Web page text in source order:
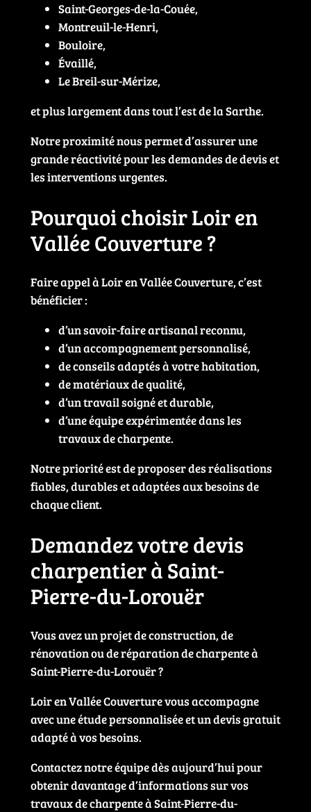
Saint-Georges-de-la-Couée,
Montreuil-le-Henri,
Bouloire,
Évaillé,
Le Breil-sur-Mérize,
et plus largement dans tout l’est de la Sarthe.
Notre proximité nous permet d’assurer une
grande réactivité pour les demandes de devis et
les interventions urgentes.
Pourquoi choisir Loir en
Vallée Couverture ?
Faire appel à Loir en Vallée Couverture, c’est
bénéficier :
d’un savoir-faire artisanal reconnu,
d’un accompagnement personnalisé,
de conseils adaptés à votre habitation,
de matériaux de qualité,
d’un travail soigné et durable,
d’une équipe expérimentée dans les
travaux de charpente.
Notre priorité est de proposer des réalisations
fiables, durables et adaptées aux besoins de
chaque client.
Demandez votre devis
charpentier à Saint-
Pierre-du-Lorouër
Vous avez un projet de construction, de
rénovation ou de réparation de charpente à
Saint-Pierre-du-Lorouër ?
Loir en Vallée Couverture vous accompagne
avec une étude personnalisée et un devis gratuit
adapté à vos besoins.
Contactez notre équipe dès aujourd’hui pour
obtenir davantage d’informations sur vos
travaux de charpente à Saint-Pierre-du-